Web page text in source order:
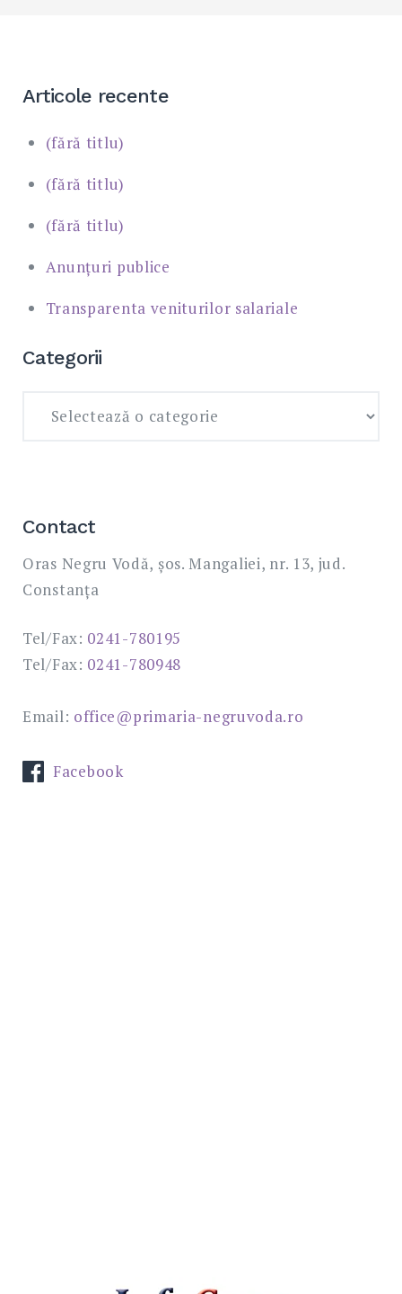
Articole recente
(fără titlu)
(fără titlu)
(fără titlu)
Anunțuri publice
Transparenta veniturilor salariale
Categorii
Contact
Oras Negru Vodă, șos. Mangaliei, nr. 13, jud.
Constanța
Tel/Fax: 0241-780195
Tel/Fax: 0241-780948
Email: office@primaria-negruvoda.ro
Facebook